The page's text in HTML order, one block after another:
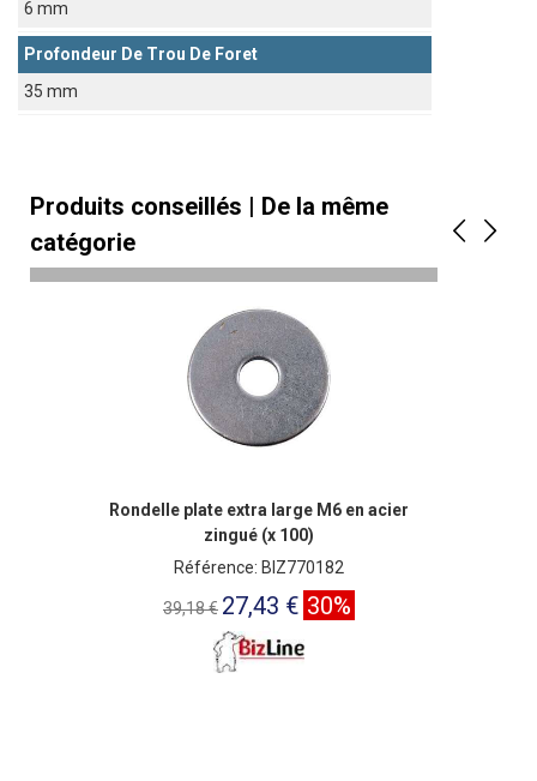
6 mm
Profondeur De Trou De Foret
35 mm
Produits conseillés | De la même
catégorie
Rondelle plate extra large M6 en acier
zingué (x 100)
Référence: BIZ770182
39,18 € 27,43 € 30%